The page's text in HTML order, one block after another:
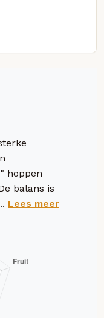
hoppen
balans is
Lees meer